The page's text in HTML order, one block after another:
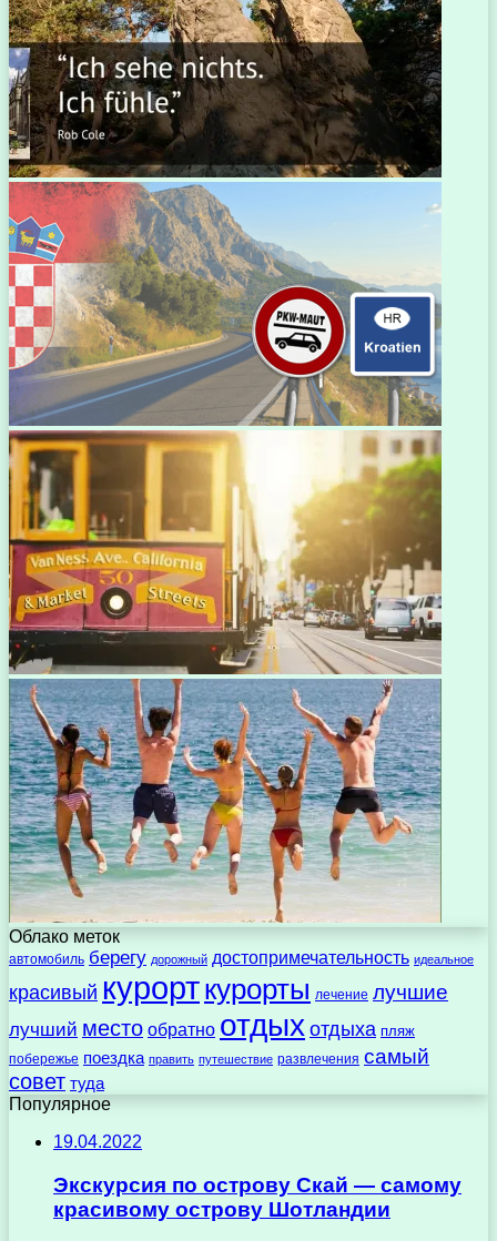
Облако меток
автомобиль берегу дорожный достопримечательность идеальное
красивый курорткурорты лечение лучшие
лучший место обратно отдыхотдыха пляж
побережье поездка править путешествие развлечения самый
совет туда
Популярное
19.04.2022
Экскурсия по острову Скай — самому
красивому острову Шотландии